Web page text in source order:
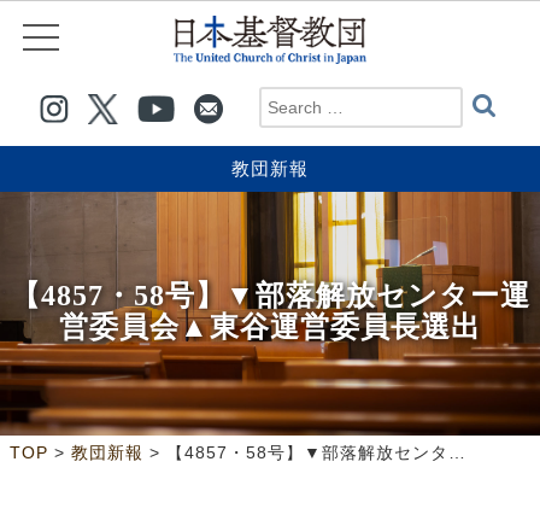
教団新報
【4857・58号】▼部落解放センター運
営委員会▲東谷運営委員長選出
TOP > 教団新報 > 【4857・58号】▼部落解放センター運営委員会▲東谷運営委員長選出